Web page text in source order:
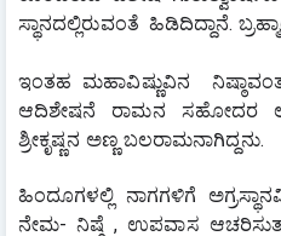
ಸ್ಥಾನದಲ್ಲಿರುವಂತೆ  ಹಿಡಿದಿದ್ದಾನೆ.
ಇಂತಹ ಮಹಾವಿಷ್ಣುವಿನ
ಆದಿಶೇಷನೆ ರಾಮನ ಸಹೋದರ
ಶ್ರೀಕೃಷ್ಣನ ಅಣ್ಣ ಬಲರಾಮನಾಗಿದ್ದನು.
ಹಿಂದೂಗಳಲ್ಲಿ ನಾಗಗಳಿಗೆ
ನೇಮ- ನಿಷ್ಠೆ , ಉಪವಾಸ